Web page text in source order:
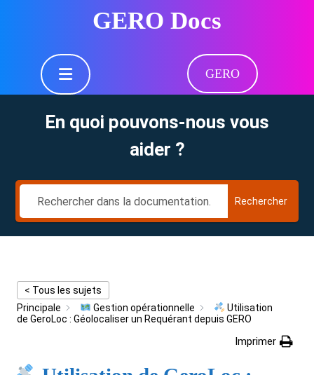
GERO Docs
Button
GERO
En quoi pouvons-nous vous
aider ?
Rechercher
< Tous les sujets
Principale
Gestion opérationnelle
Utilisation
de GeroLoc : Géolocaliser un Requérant depuis GERO
Imprimer